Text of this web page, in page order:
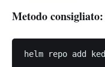
Metodo
helm repo add